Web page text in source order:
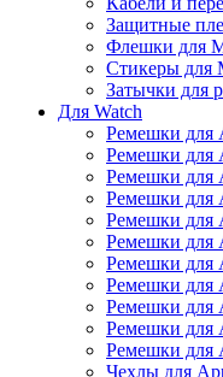
Защитные
Флешки для
Стикеры для
Затычки для
Для Watch
Ремешки для
Ремешки для
Ремешки для
Ремешки для
Ремешки для
Ремешки для
Ремешки для
Ремешки для
Ремешки для
Ремешки для
Ремешки для
Чехлы для